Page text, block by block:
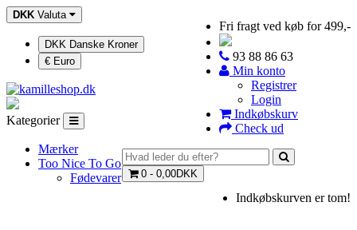
DKK Valuta
DKK Danske Kroner
€ Euro
Fri fragt ved køb for 499,-
93 88 86 63
Min konto
Registrer
Login
Indkøbskurv
Check ud
0 - 0,00DKK
Indkøbskurven er tom!
Kategorier
Mærker
Too Nice To Go
Fødevarer